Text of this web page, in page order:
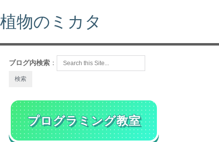
植物のミカタ
ブログ内検索 ：
プログラミング教室